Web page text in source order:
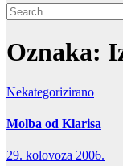
Oznaka:
Nekategorizirano
Molba od Klarisa
29. kolovoza 2006.